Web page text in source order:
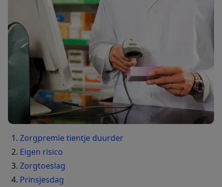
Zorgpremie tientje duurder
Eigen risico
Zorgtoeslag
Prinsjesdag